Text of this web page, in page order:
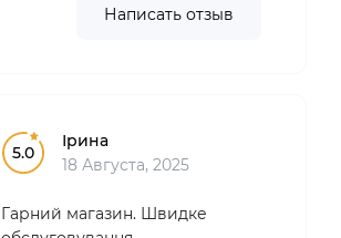
Написать отзыв
5.0
Ірина
18 Августа, 2025
Гарний магазин. Швидке